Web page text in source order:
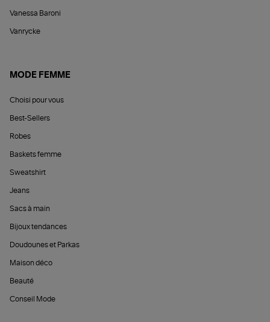
Vanessa Baroni
Vanrycke
MODE FEMME
Choisi pour vous
Best-Sellers
Robes
Baskets femme
Sweatshirt
Jeans
Sacs à main
Bijoux tendances
Doudounes et Parkas
Maison déco
Beauté
Conseil Mode